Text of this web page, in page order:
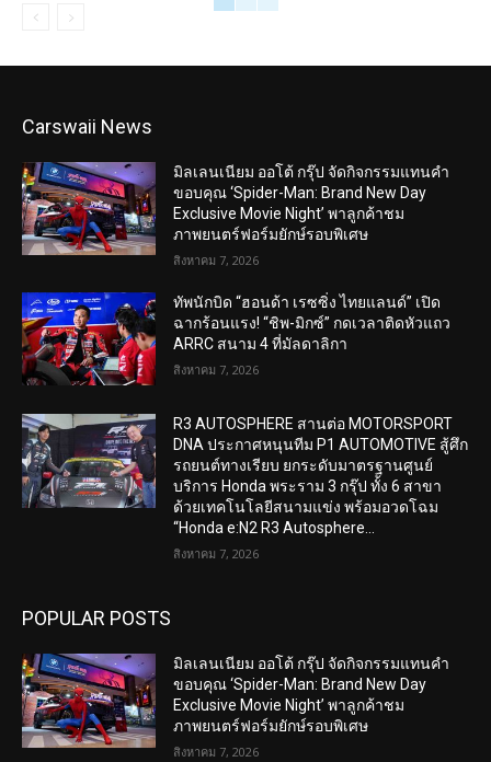
Carswaii News
มิลเลนเนียม ออโต้ กรุ๊ป จัดกิจกรรมแทนคำ
ขอบคุณ ‘Spider-Man: Brand New Day
Exclusive Movie Night’ พาลูกค้าชม
ภาพยนตร์ฟอร์มยักษ์รอบพิเศษ
สิงหาคม 7, 2026
ทัพนักบิด “ฮอนด้า เรซซิ่ง ไทยแลนด์” เปิด
ฉากร้อนแรง! “ชิพ-มิกซ์” กดเวลาติดหัวแถว
ARRC สนาม 4 ที่มัลดาลิกา
สิงหาคม 7, 2026
R3 AUTOSPHERE สานต่อ MOTORSPORT
DNA ประกาศหนุนทีม P1 AUTOMOTIVE สู้ศึก
รถยนต์ทางเรียบ ยกระดับมาตรฐานศูนย์
บริการ Honda พระราม 3 กรุ๊ป ทั้ง 6 สาขา
ด้วยเทคโนโลยีสนามแข่ง พร้อมอวดโฉม
“Honda e:N2 R3 Autosphere...
สิงหาคม 7, 2026
POPULAR POSTS
มิลเลนเนียม ออโต้ กรุ๊ป จัดกิจกรรมแทนคำ
ขอบคุณ ‘Spider-Man: Brand New Day
Exclusive Movie Night’ พาลูกค้าชม
ภาพยนตร์ฟอร์มยักษ์รอบพิเศษ
สิงหาคม 7, 2026